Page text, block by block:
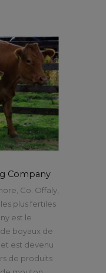
Company
Co. Offaly,
plus fertiles
est le
boyaux de
est devenu
de produits